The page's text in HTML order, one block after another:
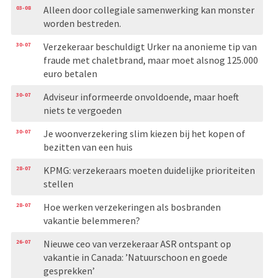
03-08
Alleen door collegiale samenwerking kan monster
worden bestreden.
30-07
Verzekeraar beschuldigt Urker na anonieme tip van
fraude met chaletbrand, maar moet alsnog 125.000
euro betalen
30-07
Adviseur informeerde onvoldoende, maar hoeft
niets te vergoeden
30-07
Je woonverzekering slim kiezen bij het kopen of
bezitten van een huis
28-07
KPMG: verzekeraars moeten duidelijke prioriteiten
stellen
28-07
Hoe werken verzekeringen als bosbranden
vakantie belemmeren?
26-07
Nieuwe ceo van verzekeraar ASR ontspant op
vakantie in Canada: ’Natuurschoon en goede
gesprekken’